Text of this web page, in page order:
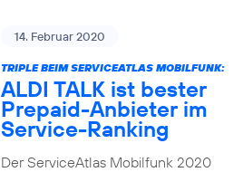
14. Februar 2020
TRIPLE BEIM SERVICEATLAS MOBILFUNK:
ALDI TALK ist bester
Prepaid-Anbieter im
Service-Ranking
Der ServiceAtlas Mobilfunk 2020